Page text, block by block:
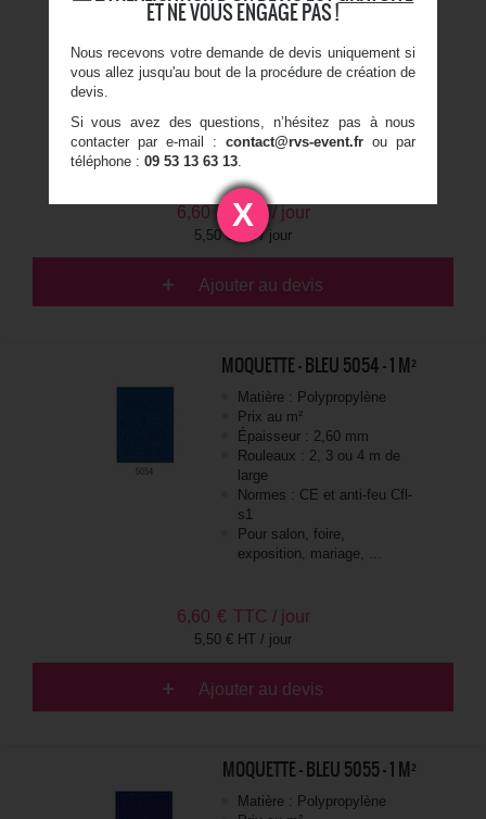
Prix au m²
Rouleaux : 2, 3 ou 4 m de
large
Pour salon, foire,
exposition, mariage, ...
6,60 € TTC / jour
5,50 € HT / jour
Ajouter au devis
MOQUETTE - BLEU 5054 - 1 M²
Matière : Polypropylène
Prix au m²
Épaisseur : 2,60 mm
Rouleaux : 2, 3 ou 4 m de
large
Normes : CE et anti-feu Cfl-
s1
Pour salon, foire,
exposition, mariage, ...
6,60 € TTC / jour
5,50 € HT / jour
Ajouter au devis
MOQUETTE - BLEU 5055 - 1 M²
Matière : Polypropylène
X
ET NE VOUS ENGAGE PAS !
Nous recevons votre demande de devis uniquement si
vous allez jusqu'au bout de la procédure de création de
devis.
Si vous avez des questions, n’hésitez pas à nous
contacter par e-mail :contact@rvs-event.fr ou par
téléphone : 09 53 13 63 13.